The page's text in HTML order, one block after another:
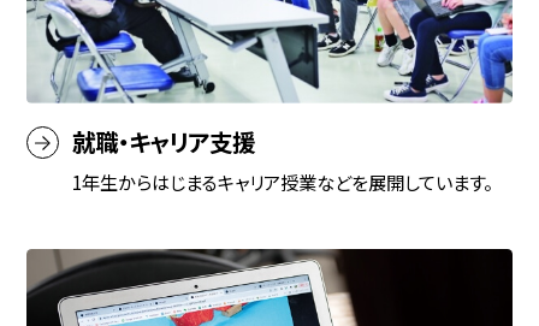
繁体字
就職・キャリア支援
1年生からはじまるキャリア授業などを展開しています。